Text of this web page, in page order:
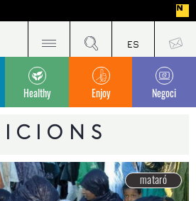
Healthy Enjoy Negoci
mataró